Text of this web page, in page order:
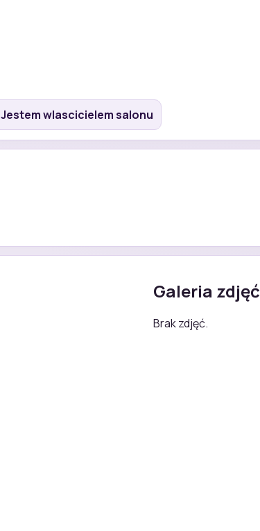
Jestem wlascicielem salonu
Galeria zdjęć
Brak zdjęć.